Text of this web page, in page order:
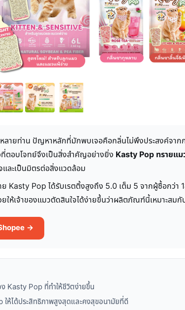
ลายท่าน ปัญหาหลักที่มักพบเจอคือกลิ่นไม่พึงประสงค์จา
ที่ตอบโจทย์จึงเป็นสิ่งสำคัญอย่างยิ่ง Kasty Pop ทรายแม
ละเป็นมิตรต่อสิ่งแวดล้อม
Kasty Pop ได้รับเรตติ้งสูงถึง 5.0 เต็ม 5 จากผู้ซื้อกว่า
ให้เจ้าของแมวตัดสินใจได้ง่ายขึ้นว่าผลิตภัณฑ์นี้เหมาะสม
→
Kasty Pop ที่ทำให้ชีวิตง่ายขึ้น
ให้ได้ประสิทธิภาพสูงสุดและคงสุขอนามัยที่ดี